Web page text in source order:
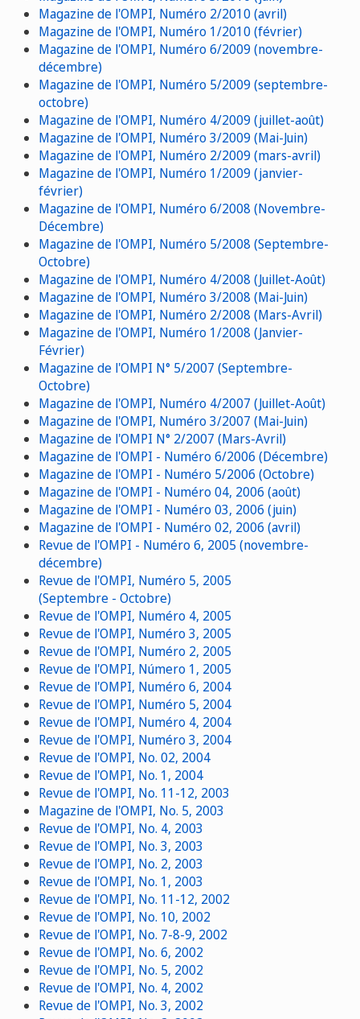
Magazine de l'OMPI, Numéro 2/2010 (avril)
Magazine de l'OMPI, Numéro 1/2010 (février)
Magazine de l'OMPI, Numéro 6/2009 (novembre-
décembre)
Magazine de l'OMPI, Numéro 5/2009 (septembre-
octobre)
Magazine de l'OMPI, Numéro 4/2009 (juillet-août)
Magazine de l'OMPI, Numéro 3/2009 (Mai-Juin)
Magazine de l'OMPI, Numéro 2/2009 (mars-avril)
Magazine de l'OMPI, Numéro 1/2009 (janvier-
février)
Magazine de l'OMPI, Numéro 6/2008 (Novembre-
Décembre)
Magazine de l'OMPI, Numéro 5/2008 (Septembre-
Octobre)
Magazine de l'OMPI, Numéro 4/2008 (Juillet-Août)
Magazine de l'OMPI, Numéro 3/2008 (Mai-Juin)
Magazine de l'OMPI, Numéro 2/2008 (Mars-Avril)
Magazine de l'OMPI, Numéro 1/2008 (Janvier-
Février)
Magazine de l'OMPI N° 5/2007 (Septembre-
Octobre)
Magazine de l'OMPI, Numéro 4/2007 (Juillet-Août)
Magazine de l'OMPI, Numéro 3/2007 (Mai-Juin)
Magazine de l'OMPI N° 2/2007 (Mars-Avril)
Magazine de l'OMPI - Numéro 6/2006 (Décembre)
Magazine de l'OMPI - Numéro 5/2006 (Octobre)
Magazine de l'OMPI - Numéro 04, 2006 (août)
Magazine de l'OMPI - Numéro 03, 2006 (juin)
Magazine de l'OMPI - Numéro 02, 2006 (avril)
Revue de l'OMPI - Numéro 6, 2005 (novembre-
décembre)
Revue de l'OMPI, Numéro 5, 2005
(Septembre - Octobre)
Revue de l'OMPI, Numéro 4, 2005
Revue de l'OMPI, Numéro 3, 2005
Revue de l'OMPI, Numéro 2, 2005
Revue de l'OMPI, Número 1, 2005
Revue de l'OMPI, Numéro 6, 2004
Revue de l'OMPI, Numéro 5, 2004
Revue de l'OMPI, Numéro 4, 2004
Revue de l'OMPI, Numéro 3, 2004
Revue de l'OMPI, No. 02, 2004
Revue de l'OMPI, No. 1, 2004
Revue de l'OMPI, No. 11-12, 2003
Magazine de l'OMPI, No. 5, 2003
Revue de l'OMPI, No. 4, 2003
Revue de l'OMPI, No. 3, 2003
Revue de l'OMPI, No. 2, 2003
Revue de l'OMPI, No. 1, 2003
Revue de l'OMPI, No. 11-12, 2002
Revue de l'OMPI, No. 10, 2002
Revue de l'OMPI, No. 7-8-9, 2002
Revue de l'OMPI, No. 6, 2002
Revue de l'OMPI, No. 5, 2002
Revue de l'OMPI, No. 4, 2002
Revue de l'OMPI, No. 3, 2002